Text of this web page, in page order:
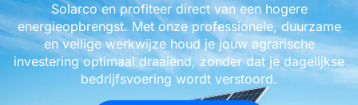
Solarco en profiteer direct van een hogere
energieopbrengst. Met onze professionele, duurzame
en veilige werkwijze houd je jouw agrarische
investering optimaal draaiend, zonder dat je dagelijkse
bedrijfsvoering wordt verstoord.